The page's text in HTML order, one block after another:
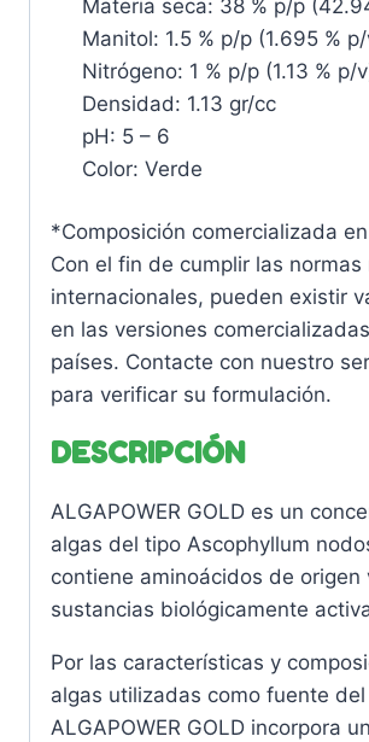
Materia seca: 38 % p/p
Manitol: 1.5 % p/p (1.695 %
Nitrógeno: 1 % p/p (1.13 % p/
Densidad: 1.13 gr/cc
pH: 5 – 6
Color: Verde
*Composición comercializada
Con el fin de cumplir las normas
internacionales, pueden existir
en las versiones
países. Contacte con nuestro
para verificar su formulación.
DESCRIPCIÓN
ALGAPOWER GOLD es un
algas del tipo Ascophyllum
contiene aminoácidos de origen
sustancias biológicamente
Por las características y
algas utilizadas como fuente
ALGAPOWER GOLD incorpora un